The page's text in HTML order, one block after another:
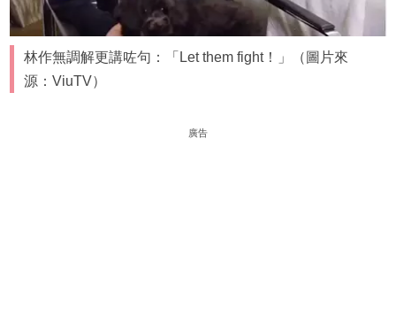
林作無調解更講咗句：「Let them fight！」（圖片來
源：ViuTV）
廣告